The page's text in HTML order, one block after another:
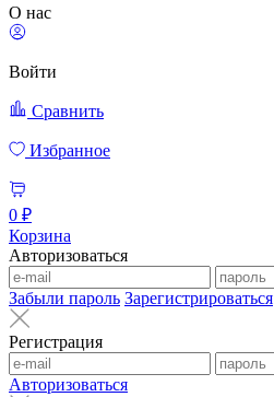
О нас
Войти
Сравнить
Избранное
0 ₽
Корзина
Авторизоваться
Забыли пароль Зарегистрироваться
Регистрация
Авторизоваться